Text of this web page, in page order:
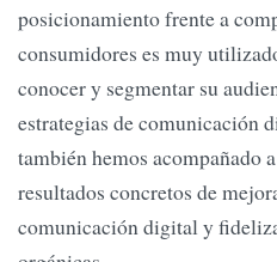
posicionamiento frente a
consumidores es muy
conocer y segmentar su
estrategias de comunicación
también hemos acompañado
resultados concretos de
comunicación digital y